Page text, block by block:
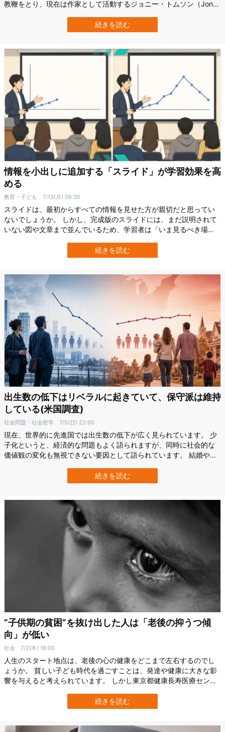
教鞭をとり、現在は作家として活動するジョニー・トムソン（Jonny
いいます。 その3つとは、 「拾い読み」「流し読み」「精読」 で
す。 そしてトムソン氏によれば、デジタルコンテンツに囲まれた現
続きを読む
情報を小出しに追加する「スライド」が学習効果を高
める
教育・子ども 7/13(月) 06:30
スライドは、最初からすべての情報を見せた方が親切だと思ってい
ないでしょうか。 しかし、完成版のスライドには、まだ説明されて
いない図や文章まで並んでいるため、学習者は「いま見るべき場
は、説明に合わせて情報を小出しにする方が、視線を重要な箇所へ
導き、学習後のテスト成績も高めることを明らかにしました。 研究
続きを読む
出生数の低下はリベラルに起きていて、保守派は維持
している(米国調査)
社会問題・社会哲学 7/5(日) 22:00
現在、世界的に先進国では出生数の低下が広く見られています。 少
子化というと、経済的な問題もよく語られますが、同時に社会的な
価値観の変化も無視できない要因として語られています。 結婚や出
治的には左派(リベラル)寄りに多いと言われており、実際多くの研究
がその相関を報告しています。 しかしリベラルな人ほど子供を作ら
続きを読む
”子供期の貧困”を抜け出した人は「老後の抑うつ傾
向」が低い
社会 7/2(木) 18:00
人生のスタート地点は、老後の心の健康をどこまで左右するのでし
ょうか。 貧しい子ども時代を過ごすことは、発達や健康に大きな影
響を与えると考えられています。 しかし東京都健康長寿医療センタ
の後の人生で困難が和らいでいた人では、高齢期の抑うつ傾向が低
いという関連を示しました。 この成果は、2026年4月5日に国際学
続きを読む